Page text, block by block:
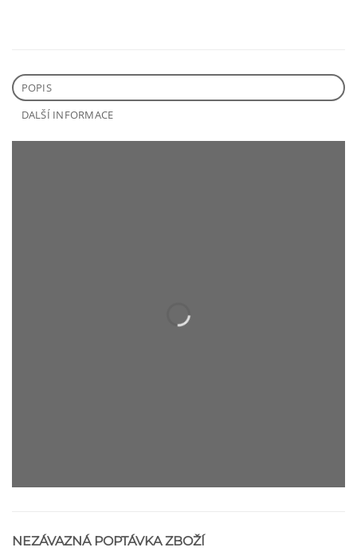
POPIS
DALŠÍ INFORMACE
NEZÁVAZNÁ POPTÁVKA ZBOŽÍ